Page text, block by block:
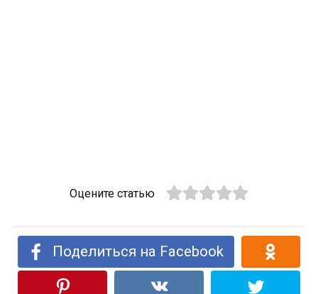
Оцените статью
Поделиться на Facebook